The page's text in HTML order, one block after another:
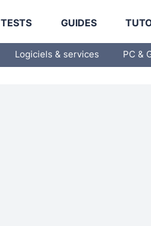
TESTS GUIDES
Logiciels & services PC &